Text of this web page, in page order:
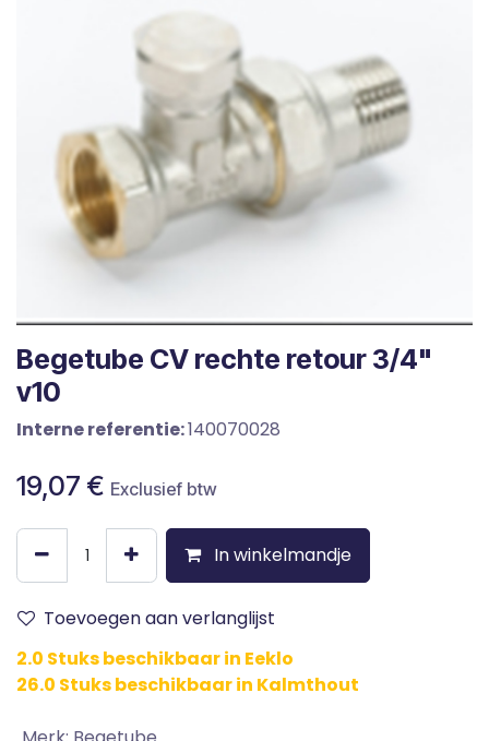
Begetube CV rechte retour 3/4"
v10
Interne referentie:140070028
19,07 € Exclusief btw
In winkelmandje
Toevoegen aan verlanglijst
2.0 Stuks beschikbaar in Eeklo
26.0 Stuks beschikbaar in Kalmthout